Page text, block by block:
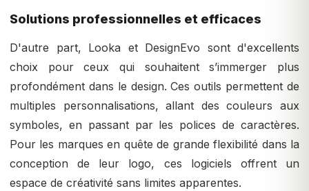
Solutions professionnelles et efficaces
D'autre part, Looka et DesignEvo sont d'excellents
choix pour ceux qui souhaitent s’immerger plus
profondément dans le design. Ces outils permettent de
multiples personnalisations, allant des couleurs aux
symboles, en passant par les polices de caractères.
Pour les marques en quête de grande flexibilité dans la
conception de leur logo, ces logiciels offrent un
espace de créativité sans limites apparentes.